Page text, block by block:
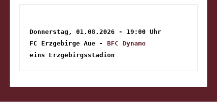
Donnerstag, 01.08.2026 - 19:00 Uhr
FC Erzgebirge Aue - BFC Dynamo
eins Erzgebirgsstadion